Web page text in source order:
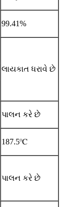
99.41%
લાયકાત ધરાવે છે
પાલન કરે છે
187.5℃
પાલન કરે છે